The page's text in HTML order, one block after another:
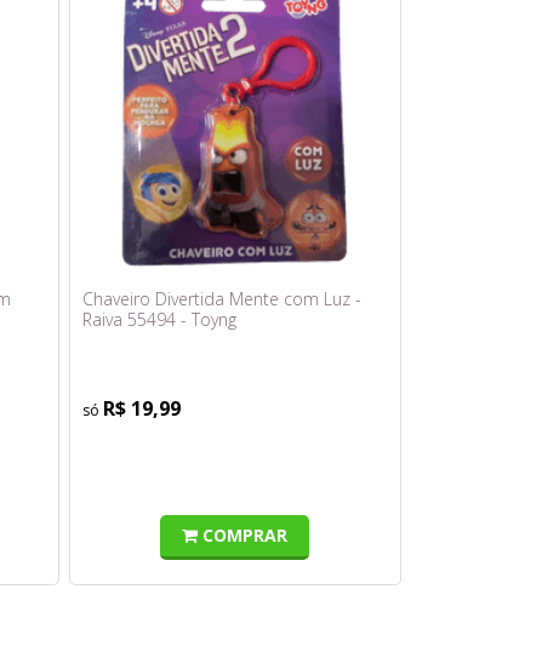
Chaveiro Divertida Mente com Luz -
Raiva 55494 - Toyng
R$ 19,99
COMPRAR